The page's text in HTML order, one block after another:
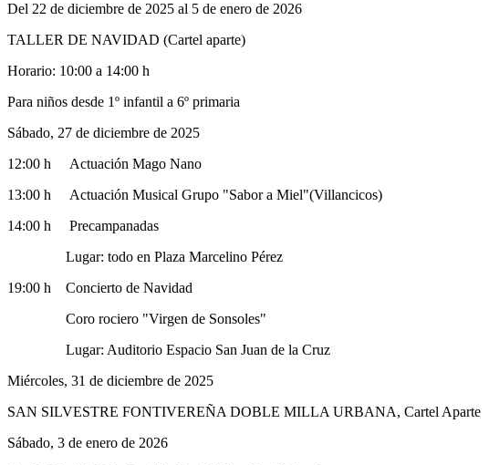
Del 22 de diciembre de 2025 al 5 de enero de 2026
TALLER DE NAVIDAD (Cartel aparte)
Horario: 10:00 a 14:00 h
Para niños desde 1º infantil a 6º primaria
Sábado, 27 de diciembre de 2025
12:00 h Actuación Mago Nano
13:00 h Actuación Musical Grupo "Sabor a Miel"(Villancicos)
14:00 h Precampanadas
Lugar: todo en Plaza Marcelino Pérez
19:00 h Concierto de Navidad
Coro rociero "Virgen de Sonsoles"
Lugar: Auditorio Espacio San Juan de la Cruz
Miércoles, 31 de diciembre de 2025
SAN SILVESTRE FONTIVEREÑA DOBLE MILLA URBANA, Cartel Aparte
Sábado, 3 de enero de 2026